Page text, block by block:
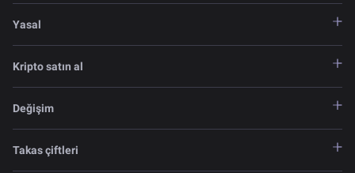
Yasal
Kripto satın al
Değişim
Takas çiftleri